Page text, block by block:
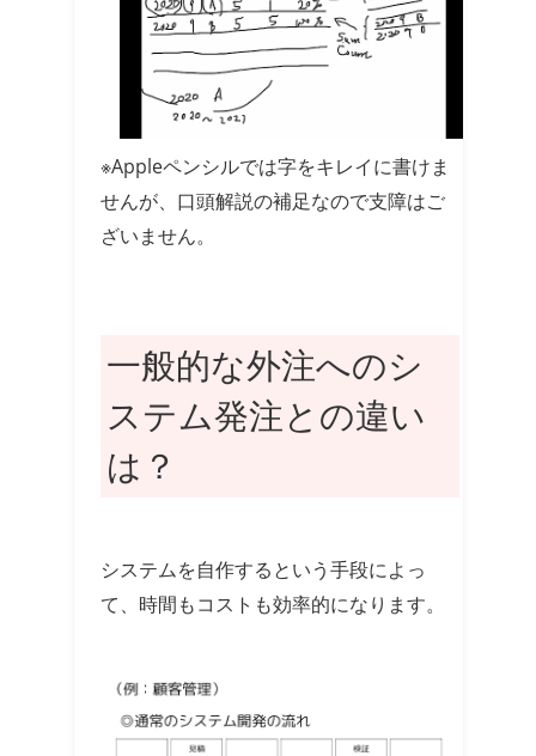
※Appleペンシルでは字をキレイに書けま
せんが、口頭解説の補足なので支障はご
ざいません。
一般的な外注へのシ
ステム発注との違い
は？
システムを自作するという手段によっ
て、時間もコストも効率的になります。